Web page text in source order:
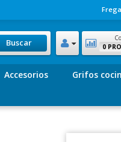
0
Buscar
Accesorios Grifos